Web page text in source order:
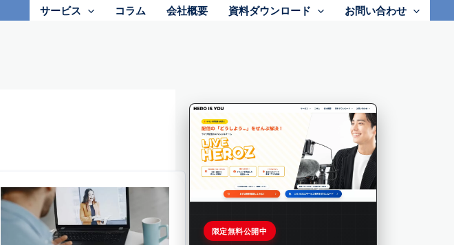
サービス コラム 会社概要 資料ダウンロード お問い合わせ
限定無料公開中